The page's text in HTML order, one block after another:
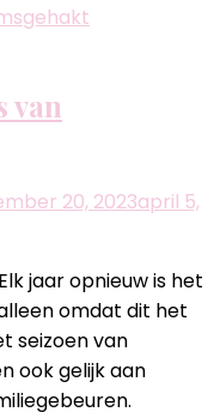
van
20, 2023april 5,
jaar opnieuw is het
omdat dit het
seizoen van
ook gelijk aan